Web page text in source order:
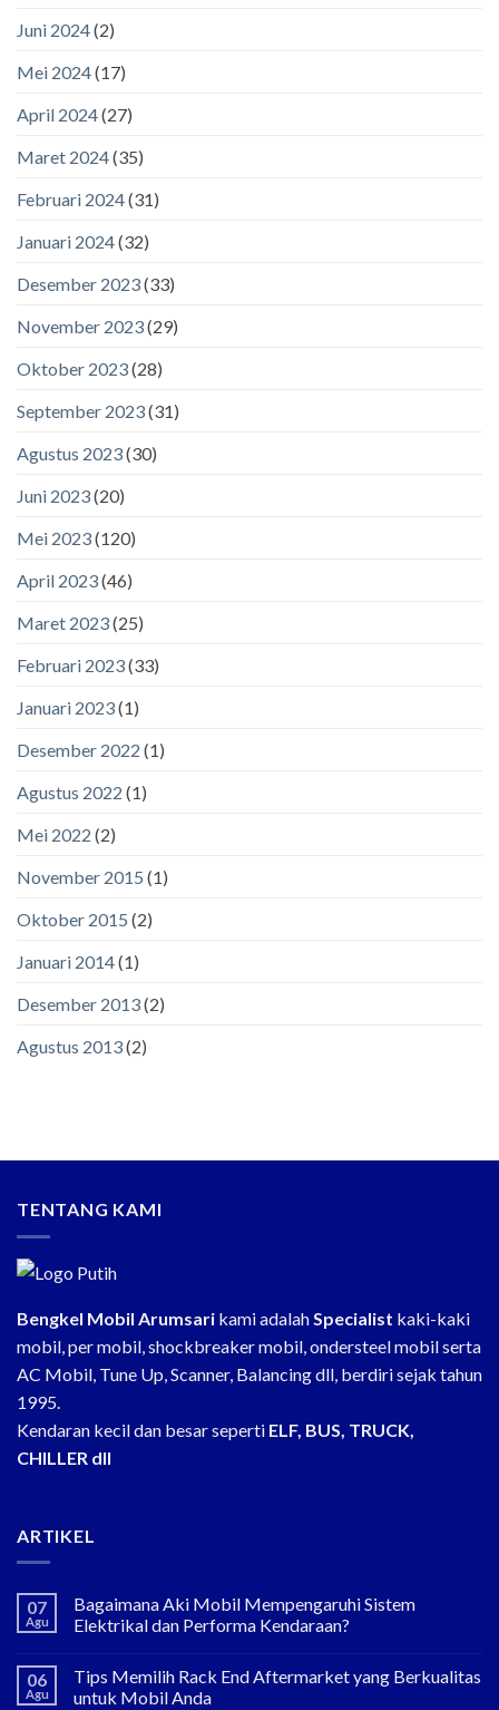
Juni 2024(2)
Mei 2024(17)
April 2024(27)
Maret 2024(35)
Februari 2024(31)
Januari 2024(32)
Desember 2023(33)
November 2023(29)
Oktober 2023(28)
September 2023(31)
Agustus 2023(30)
Juni 2023(20)
Mei 2023(120)
April 2023(46)
Maret 2023(25)
Februari 2023(33)
Januari 2023(1)
Desember 2022 (1)
Agustus 2022 (1)
Mei 2022 (2)
November 2015 (1)
Oktober 2015 (2)
Januari 2014(1)
Desember 2013(2)
Agustus 2013(2)
TENTANG KAMI
Bengkel Mobil Arumsari kami adalahSpecialist kaki-kaki
mobil, per mobil, shockbreaker mobil, ondersteel mobil serta
AC Mobil, Tune Up, Scanner, Balancing dll, berdiri sejak tahun
1995.
Kendaran kecil dan besar seperti ELF, BUS, TRUCK,
CHILLER dll
ARTIKEL
07
Agu
Bagaimana Aki Mobil Mempengaruhi Sistem
Elektrikal dan Performa Kendaraan?
06
Agu
Tips Memilih Rack End Aftermarket yang Berkualitas
untuk Mobil Anda